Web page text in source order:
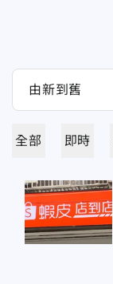
全部 即時